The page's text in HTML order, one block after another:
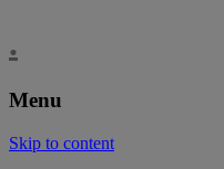
.
Menu
Skip to content